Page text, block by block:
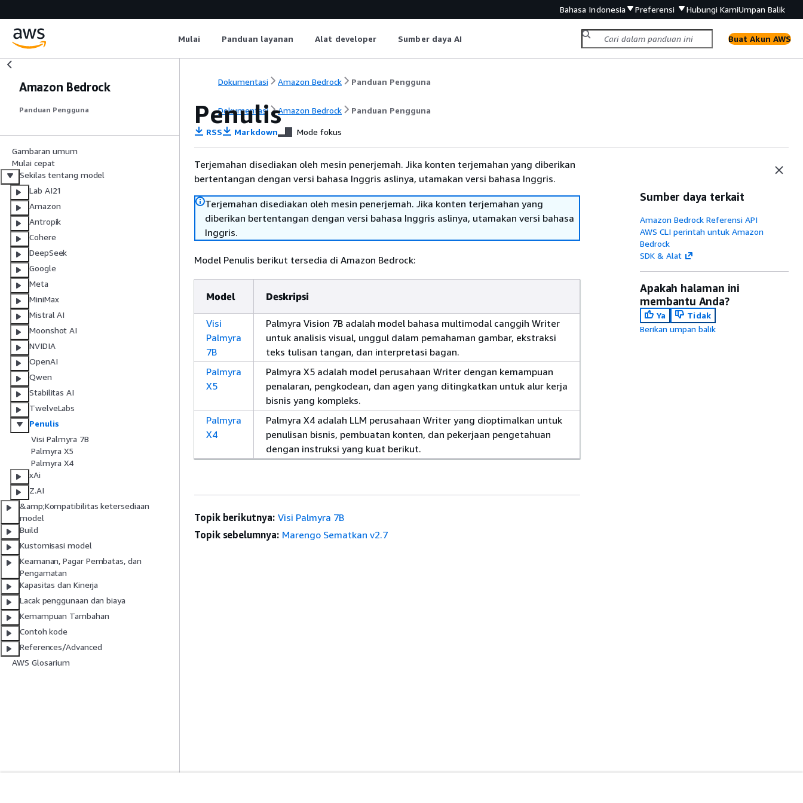
Bahasa Indonesia Preferensi Hubungi KamiUmpan Balik
Mulai Panduan layanan Alat developer Sumber daya AI Buat Akun AWS
Amazon Bedrock
Panduan Pengguna
Gambaran umum
Mulai cepat
Sekilas tentang model
Lab AI21
Amazon
Antropik
Cohere
DeepSeek
Google
Meta
MiniMax
Mistral AI
Moonshot AI
NVIDIA
OpenAI
Qwen
Stabilitas AI
TwelveLabs
Penulis
Visi Palmyra 7B
Palmyra X5
Palmyra X4
xAi
Z.AI
&amp;Kompatibilitas ketersediaan
model
Build
Kustomisasi model
Keamanan, Pagar Pembatas, dan
Pengamatan
Kapasitas dan Kinerja
Lacak penggunaan dan biaya
Kemampuan Tambahan
Contoh kode
References/Advanced
AWS Glosarium
Dokumentasi Amazon Bedrock Panduan Pengguna
Dokumentasi Amazon Bedrock Panduan Pengguna
Penulis
RSS Markdown Mode fokus
Terjemahan disediakan oleh mesin penerjemah. Jika konten terjemahan yang diberikan
bertentangan dengan versi bahasa Inggris aslinya, utamakan versi bahasa Inggris.
Terjemahan disediakan oleh mesin penerjemah. Jika konten terjemahan yang
diberikan bertentangan dengan versi bahasa Inggris aslinya, utamakan versi bahasa
Inggris.
Model Penulis berikut tersedia di Amazon Bedrock:
Model Deskripsi
Visi
Palmyra
7B
Palmyra Vision 7B adalah model bahasa multimodal canggih Writer
untuk analisis visual, unggul dalam pemahaman gambar, ekstraksi
teks tulisan tangan, dan interpretasi bagan.
Palmyra
X5
Palmyra X5 adalah model perusahaan Writer dengan kemampuan
penalaran, pengkodean, dan agen yang ditingkatkan untuk alur kerja
bisnis yang kompleks.
Palmyra
X4
Palmyra X4 adalah LLM perusahaan Writer yang dioptimalkan untuk
penulisan bisnis, pembuatan konten, dan pekerjaan pengetahuan
dengan instruksi yang kuat berikut.
Sumber daya terkait
Amazon Bedrock Referensi API
AWS CLI perintah untuk Amazon
Bedrock
SDK & Alat
Apakah halaman ini
membantu Anda?
Ya
Tidak
Berikan umpan balik
Topik berikutnya: Visi Palmyra 7B
Topik sebelumnya: Marengo Sematkan v2.7